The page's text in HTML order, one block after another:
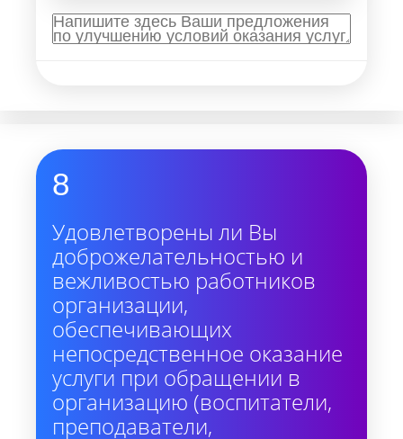
8
Удовлетворены ли Вы
доброжелательностью и
вежливостью работников
организации,
обеспечивающих
непосредственное оказание
услуги при обращении в
организацию (воспитатели,
преподаватели,